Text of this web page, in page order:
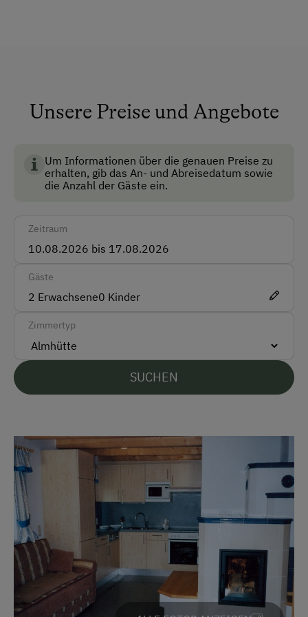
Anfahrtsmöglichkeiten
Vor Ort gesprochene Sprachen
Parken
Kostenlose Parkplätze
Almhüttenvermietung
Für Gruppen (mehr als 10 Personen)
Am Betrieb
Garten/Wiese
Ausstattung der Wohneinheit
Bettwäsche vorhanden
E-Herd
Geschirr vorhanden
BIO AUSTRIA steht für kontrolliert biologische
Standards für Umwelt, Tierwohl und
Lebensmittelqualität.
Unsere Preise und Angebote
Um Informationen über die genauen Preise zu
erhalten, gib das An- und Abreisedatum sowie
die Anzahl der Gäste ein.
Zeitraum
Gäste
2 Erwachsene0 Kinder
Zimmertyp
SUCHEN